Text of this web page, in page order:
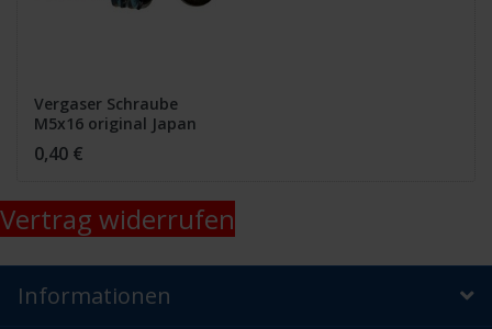
Vergaser Schraube
M5x16 original Japan
style für alle Honda
Modelle für Mikuni und
0,40 €
Vertrag widerrufen
Informationen